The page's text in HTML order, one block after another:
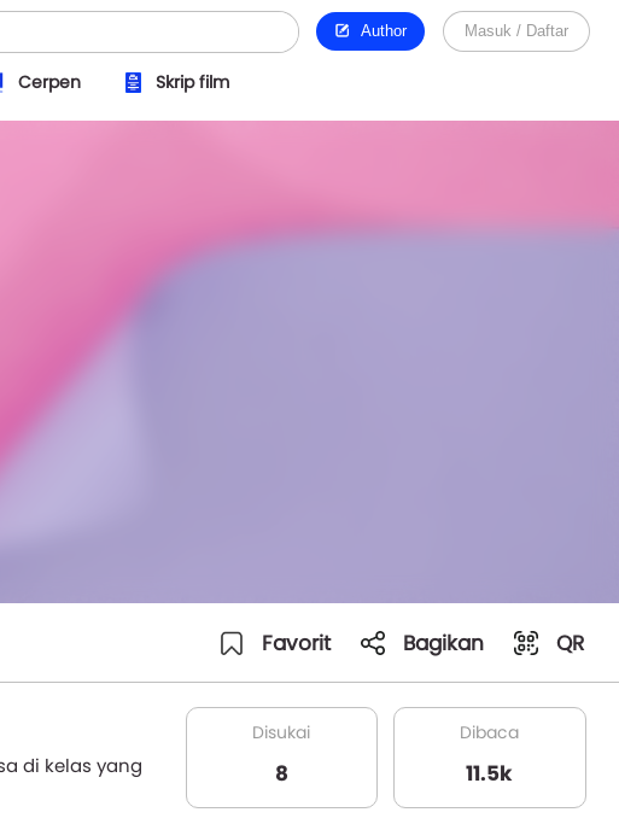
Author Masuk / Daftar
Cerpen Skrip film
Favorit Bagikan QR
di kelas yang
Disukai
8
Dibaca
11.5k